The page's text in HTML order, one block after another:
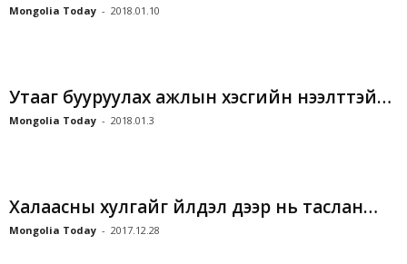
Mongolia Today - 2018.01.10
Утааг бууруулах ажлын хэсгийн нээлттэй…
Mongolia Today - 2018.01.3
Халаасны хулгайг үйлдэл дээр нь таслан…
Mongolia Today - 2017.12.28